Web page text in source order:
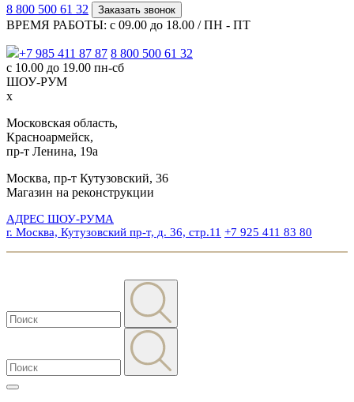
8 800 500 61 32 Заказать звонок
ВРЕМЯ РАБОТЫ: с 09.00 до 18.00 / ПН - ПТ
+7 985 411 87 87 8 800 500 61 32
с 10.00 до 19.00 пн-сб
ШОУ-РУМ
x
Московская область,
Красноармейск,
пр-т Ленина, 19а
Москва, пр-т Кутузовский, 36
Магазин на реконструкции
АДРЕС ШОУ-РУМА
г. Москва, Кутузовский пр-т, д. 36, стр.11 +7 925 411 83 80